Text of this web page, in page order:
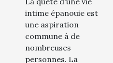
désir sexuel
intime épanouie est
une aspiration
commune à de
nombreuses
personnes. La